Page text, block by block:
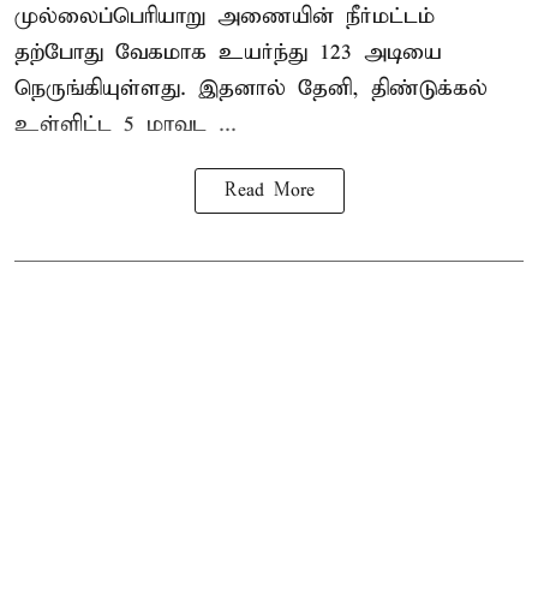
முல்லைப்பெரியாறு அணையின் நீர்மட்டம்
தற்போது வேகமாக உயர்ந்து 123 அடியை
நெருங்கியுள்ளது. இதனால் தேனி, திண்டுக்கல்
உள்ளிட்ட 5 மாவட ...
Read More